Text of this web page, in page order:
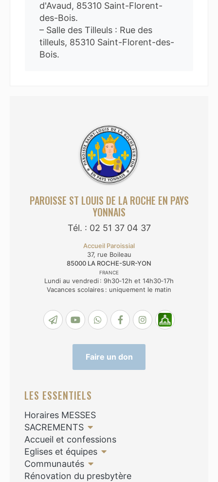
PAROISSE ST LOUIS DE LA ROCHE EN PAYS
YONNAIS
Tél. : 02 51 37 04 37
Accueil Paroissial
37, rue Boileau
85000 LA ROCHE-SUR-YON
FRANCE
Lundi au vendredi : 9h30‑12h et 14h30‑17h
Vacances scolaires : uniquement le matin
Faire un don
LES ESSENTIELS
Horaires MESSES
SACREMENTS
Accueil et confessions
Eglises et équipes
Communautés
Rénovation du presbytère
d'Avaud, 85310 Saint-Florent-
des-Bois.
– Salle des Tilleuls : Rue des
tilleuls, 85310 Saint-Florent-des-
Bois.